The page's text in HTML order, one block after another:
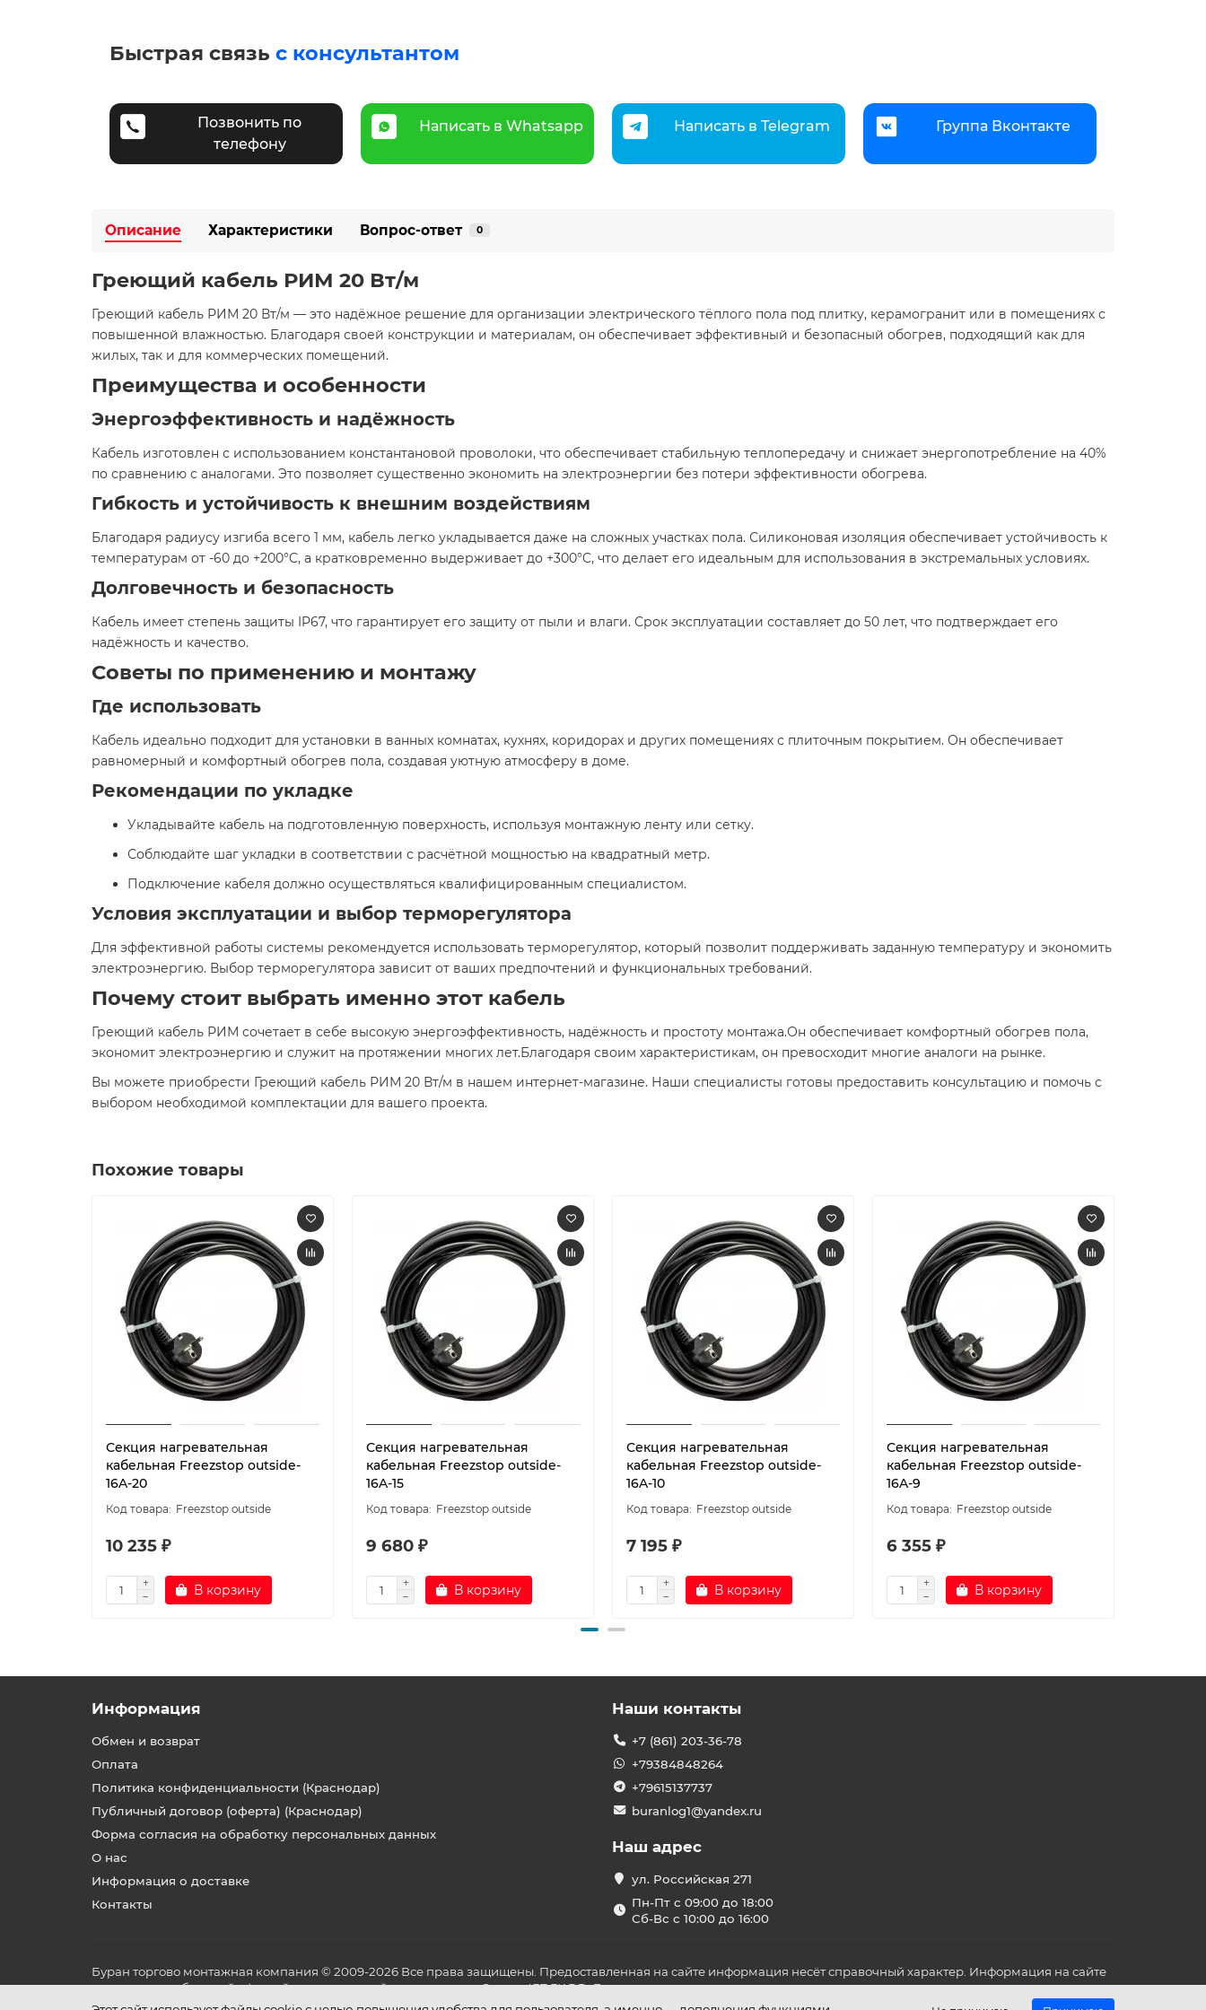
Быстрая связь с консультантом
Позвонить по
телефону
Написать в Whatsapp Написать в Telegram Группа Вконтакте
Описание Характеристики Вопрос-ответ 0
Греющий кабель РИМ 20 Вт/м
Греющий кабель РИМ 20 Вт/м — это надёжное решение для организации электрического тёплого пола под плитку, керамогранит или в помещениях с
повышенной влажностью. Благодаря своей конструкции и материалам, он обеспечивает эффективный и безопасный обогрев, подходящий как для
жилых, так и для коммерческих помещений.
Преимущества и особенности
Энергоэффективность и надёжность
Кабель изготовлен с использованием константановой проволоки, что обеспечивает стабильную теплопередачу и снижает энергопотребление на 40%
по сравнению с аналогами. Это позволяет существенно экономить на электроэнергии без потери эффективности обогрева.
Гибкость и устойчивость к внешним воздействиям
Благодаря радиусу изгиба всего 1 мм, кабель легко укладывается даже на сложных участках пола. Силиконовая изоляция обеспечивает устойчивость к
температурам от -60 до +200°C, а кратковременно выдерживает до +300°C, что делает его идеальным для использования в экстремальных условиях.
Долговечность и безопасность
Кабель имеет степень защиты IP67, что гарантирует его защиту от пыли и влаги. Срок эксплуатации составляет до 50 лет, что подтверждает его
надёжность и качество.
Советы по применению и монтажу
Где использовать
Кабель идеально подходит для установки в ванных комнатах, кухнях, коридорах и других помещениях с плиточным покрытием. Он обеспечивает
равномерный и комфортный обогрев пола, создавая уютную атмосферу в доме.
Рекомендации по укладке
Укладывайте кабель на подготовленную поверхность, используя монтажную ленту или сетку.
Соблюдайте шаг укладки в соответствии с расчётной мощностью на квадратный метр.
Подключение кабеля должно осуществляться квалифицированным специалистом.
Условия эксплуатации и выбор терморегулятора
Для эффективной работы системы рекомендуется использовать терморегулятор, который позволит поддерживать заданную температуру и экономить
электроэнергию. Выбор терморегулятора зависит от ваших предпочтений и функциональных требований.
Почему стоит выбрать именно этот кабель
Греющий кабель РИМ сочетает в себе высокую энергоэффективность, надёжность и простоту монтажа.Он обеспечивает комфортный обогрев пола,
экономит электроэнергию и служит на протяжении многих лет.Благодаря своим характеристикам, он превосходит многие аналоги на рынке.
Вы можете приобрести Греющий кабель РИМ 20 Вт/м в нашем интернет-магазине. Наши специалисты готовы предоставить консультацию и помочь с
выбором необходимой комплектации для вашего проекта.
Похожие товары
Секция нагревательная
кабельная Freezstop outside-
16A-20
Freezstop outside
10 235 ₽
В корзину
Секция нагревательная
кабельная Freezstop outside-
16A-15
Freezstop outside
9 680 ₽
В корзину
Секция нагревательная
кабельная Freezstop outside-
16A-10
Freezstop outside
7 195 ₽
В корзину
Секция нагревательная
кабельная Freezstop outside-
16A-9
Freezstop outside
6 355 ₽
В корзину
Информация
Обмен и возврат
Оплата
Политика конфиденциальности (Краснодар)
Публичный договор (оферта) (Краснодар)
Форма согласия на обработку персональных данных
О нас
Информация о доставке
Контакты
Наши контакты
+7 (861) 203-36-78
+79384848264
+79615137737
buranlog1@yandex.ru
Наш адрес
ул. Российская 271
Пн-Пт с 09:00 до 18:00
Сб-Вс с 10:00 до 16:00
Буран торгово монтажная компания © 2009-2026 Все права защищены. Предоставленная на сайте информация несёт справочный характер. Информация на сайте
не является публичной офертой, определяемой положениями Статьи 437 ГК РФ. До оплаты товара удостоверьтесь во всех для вас важных характеристиках в товаре
и условиях его эксплуатации.